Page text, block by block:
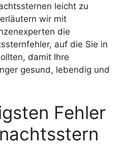
leicht zu
wir mit
die
auf die Sie in
damit Ihre
gesund, lebendig und
Fehler